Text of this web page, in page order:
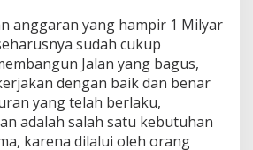
a
h
u
n
2
0
1
9
anggaran yang hampir 1 Milyar
sudah cukup
Jalan yang bagus,
dengan baik dan benar
yang telah berlaku,
adalah salah satu kebutuhan
karena dilalui oleh orang